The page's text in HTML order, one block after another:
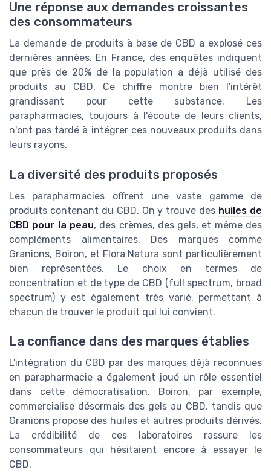
Une réponse aux demandes croissantes
des consommateurs
La demande de produits à base de CBD a explosé ces
dernières années. En France, des enquêtes indiquent
que près de 20% de la population a déjà utilisé des
produits au CBD. Ce chiffre montre bien l'intérêt
grandissant pour cette substance. Les
parapharmacies, toujours à l'écoute de leurs clients,
n'ont pas tardé à intégrer ces nouveaux produits dans
leurs rayons.
La diversité des produits proposés
Les parapharmacies offrent une vaste gamme de
produits contenant du CBD. On y trouve des huiles de
CBD pour la peau, des crèmes, des gels, et même des
compléments alimentaires. Des marques comme
Granions, Boiron, et Flora Natura sont particulièrement
bien représentées. Le choix en termes de
concentration et de type de CBD (full spectrum, broad
spectrum) y est également très varié, permettant à
chacun de trouver le produit qui lui convient.
La confiance dans des marques établies
L'intégration du CBD par des marques déjà reconnues
en parapharmacie a également joué un rôle essentiel
dans cette démocratisation. Boiron, par exemple,
commercialise désormais des gels au CBD, tandis que
Granions propose des huiles et autres produits dérivés.
La crédibilité de ces laboratoires rassure les
consommateurs qui hésitaient encore à essayer le
CBD.